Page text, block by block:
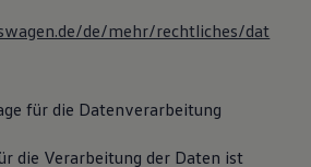
de/mehr/rechtliches/dat
für die Datenverarbeitung
die Verarbeitung der Daten ist